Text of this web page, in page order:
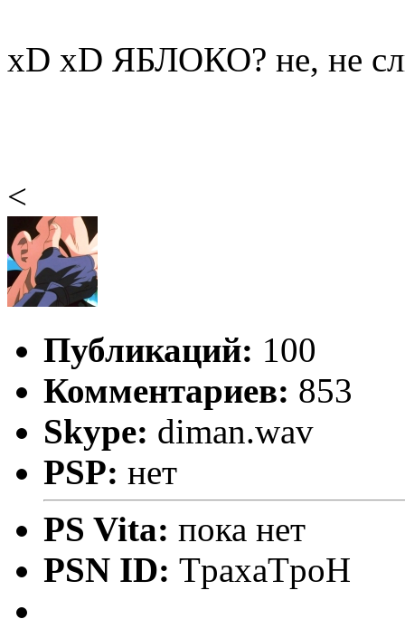
xD xD ЯБЛОКО? не, не
<
Публикаций: 100
Комментариев: 853
Skype: diman.wav
PSP: нет
PS Vita: пока нет
PSN ID: TpaxaTpoH